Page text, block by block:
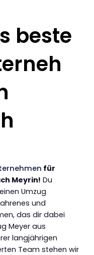
beste
für
Meyrin! Du
Umzug
und
das dir dabei
Meyer aus
langjährigen
Team stehen wir